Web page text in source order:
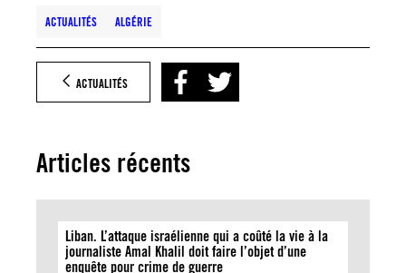
ACTUALITÉS ALGÉRIE
ACTUALITÉS
Articles récents
Liban. L’attaque israélienne qui a coûté la vie à la
journaliste Amal Khalil doit faire l’objet d’une
enquête pour crime de guerre